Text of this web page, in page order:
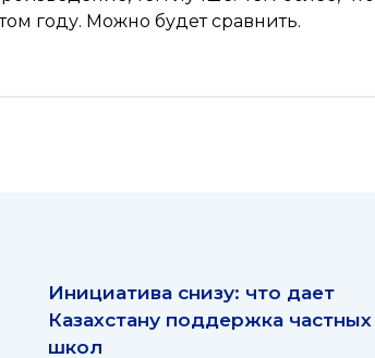
году. Можно будет сравнить.
Инициатива снизу: что дает
Казахстану поддержка частных
школ